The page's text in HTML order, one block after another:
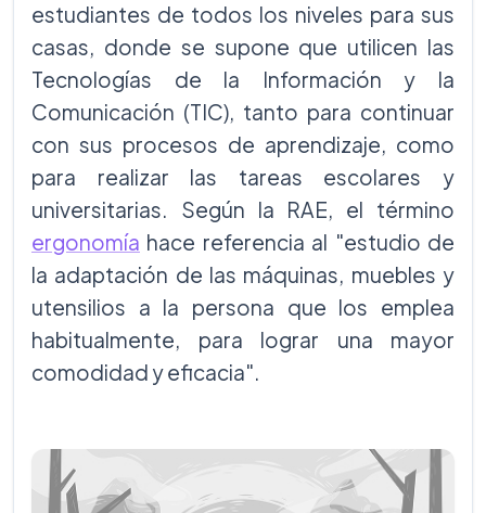
estudiantes de todos los niveles para sus
casas, donde se supone que utilicen las
Tecnologías de la Información y la
Comunicación (TIC), tanto para continuar
con sus procesos de aprendizaje, como
para realizar las tareas escolares y
universitarias. Según la RAE, el término
ergonomía hace referencia al "estudio de
la adaptación de las máquinas, muebles y
utensilios a la persona que los emplea
habitualmente, para lograr una mayor
comodidad y eficacia".